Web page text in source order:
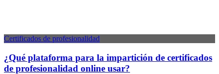
Certificados de profesionalidad
¿Qué plataforma para la impartición de certificados
de profesionalidad online usar?